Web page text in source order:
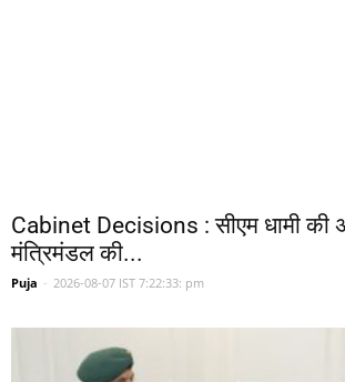
Cabinet Decisions : सीएम धामी की
मंत्रिमंडल की...
Puja - 2026-08-07 IST 7:22:33: pm